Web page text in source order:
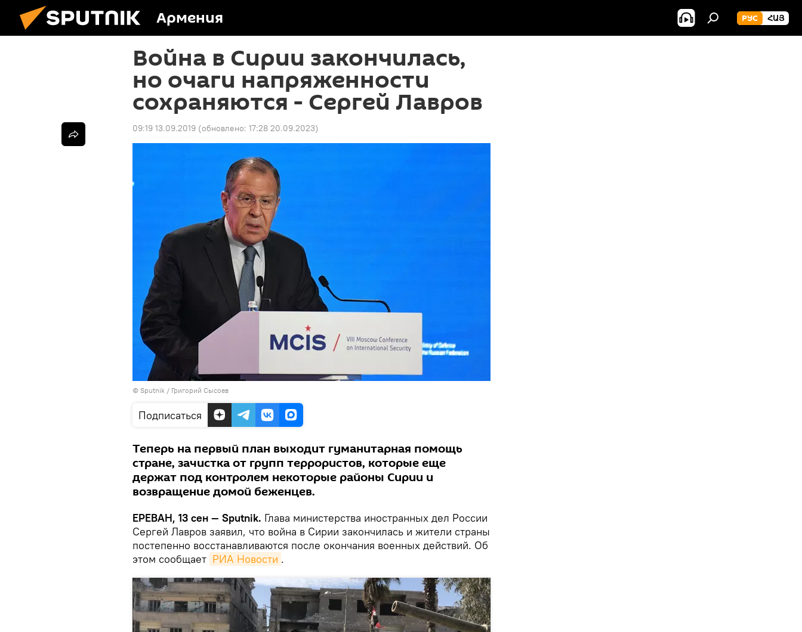
Армения РУС ՀԱՅ
Война в Сирии закончилась,
но очаги напряженности
сохраняются - Сергей Лавров
09:19 13.09.2019 (обновлено: 17:28 20.09.2023)
© Sputnik / Григорий Сысоев
Подписаться
Теперь на первый план выходит гуманитарная помощь
стране, зачистка от групп террористов, которые еще
держат под контролем некоторые районы Сирии и
возвращение домой беженцев.
ЕРЕВАН, 13 сен — Sputnik. Глава министерства иностранных дел России
Сергей Лавров заявил, что война в Сирии закончилась и жители страны
постепенно восстанавливаются после окончания военных действий. Об
этом сообщает РИА Новости .